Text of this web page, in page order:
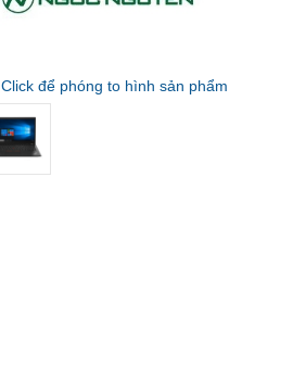
Click để phóng to hình sản phẩm